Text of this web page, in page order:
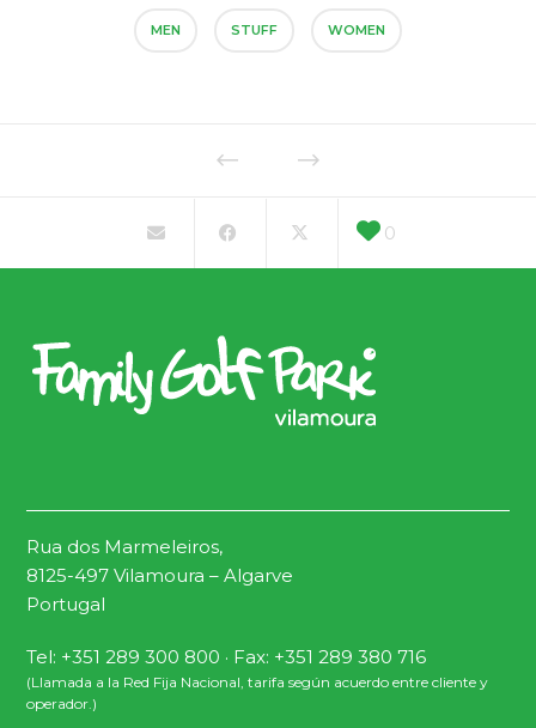
MEN STUFF WOMEN
0
Rua dos Marmeleiros,
8125-497 Vilamoura – Algarve
Portugal
Tel: +351 289 300 800 · Fax: +351 289 380 716
(Llamada a la Red Fija Nacional, tarifa según acuerdo entre cliente y
operador.)